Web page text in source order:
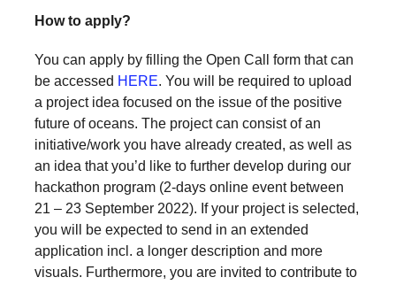
How to apply?
You can apply by filling the Open Call form that can
be accessed HERE. You will be required to upload
a project idea focused on the issue of the positive
future of oceans. The project can consist of an
initiative/work you have already created, as well as
an idea that you’d like to further develop during our
hackathon program (2-days online event between
21 – 23 September 2022). If your project is selected,
you will be expected to send in an extended
application incl. a longer description and more
visuals. Furthermore, you are invited to contribute to